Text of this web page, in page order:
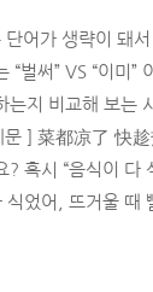
어가 생략이 돼
“벌써” VS “이미”
는지 비교해 보는
] 菜都凉了 快趁
? 혹시 “음식이 다
식었어, 뜨거울 때